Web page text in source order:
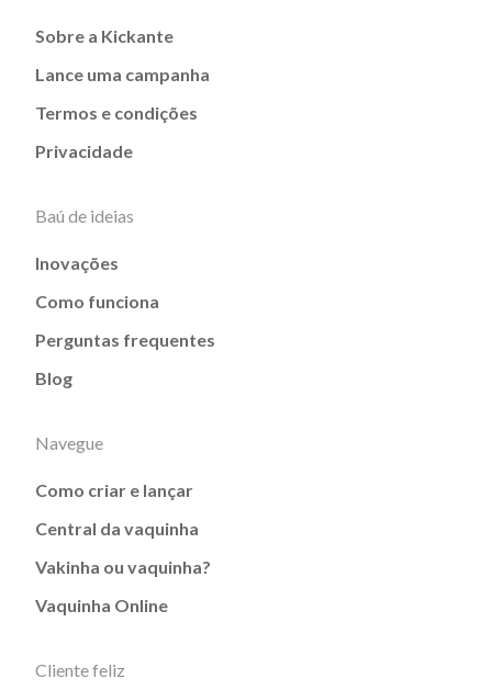
Sobre a Kickante
Lance uma campanha
Termos e condições
Privacidade
Baú de ideias
Inovações
Como funciona
Perguntas frequentes
Blog
Navegue
Como criar e lançar
Central da vaquinha
Vakinha ou vaquinha?
Vaquinha Online
Cliente feliz